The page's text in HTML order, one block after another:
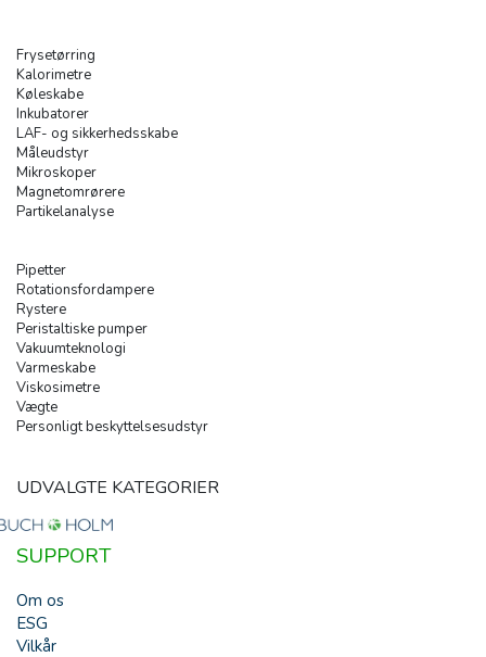
Frysetørring
Kalorimetre
Køleskabe
Inkubatorer
LAF- og sikkerhedsskabe
Måleudstyr
Mikroskoper
Magnetomrørere
Partikelanalyse
Pipetter
Rotationsfordampere
Rystere
Peristaltiske pumper
Vakuumteknologi
Varmeskabe
Viskosimetre
Vægte
Personligt beskyttelsesudstyr
UDVALGTE KATEGORIER
SUPPORT
Om os
ESG
Vilkår